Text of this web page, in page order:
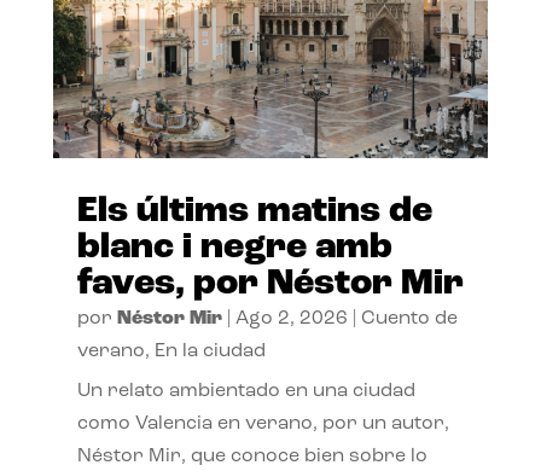
Els últims matins de
blanc i negre amb
faves, por Néstor Mir
por Néstor Mir| Ago 2, 2026
Cuento de
verano, En la ciudad
Un relato ambientado en una ciudad
como Valencia en verano, por un autor,
Néstor Mir, que conoce bien sobre lo